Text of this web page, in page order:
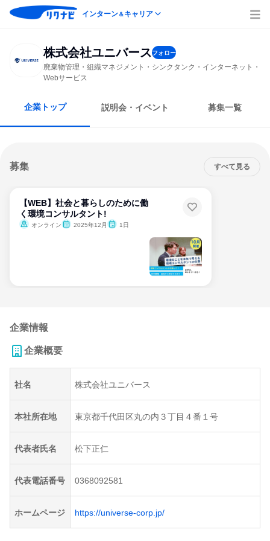
インターン＆キャリア
株式会社ユニバースフォロー
廃棄物管理・組織マネジメント・シンクタンク・インターネット・
Webサービス
企業トップ 説明会・イベント 募集一覧
募集 すべて見る
【WEB】社会と暮らしのために働
く環境コンサルタント!
オンライン 2025年12月 1日
企業情報
企業概要
社名 株式会社ユニバース
本社所在地 東京都千代田区丸の内３丁目４番１号
代表者氏名 松下正仁
代表電話番号 0368092581
ホームページ https://universe-corp.jp/